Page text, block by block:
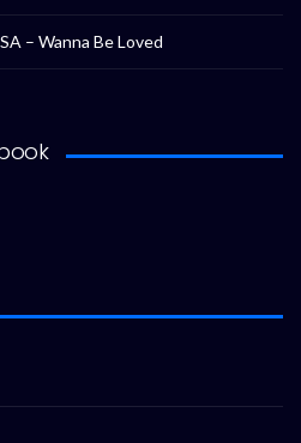
– Wanna Be Loved